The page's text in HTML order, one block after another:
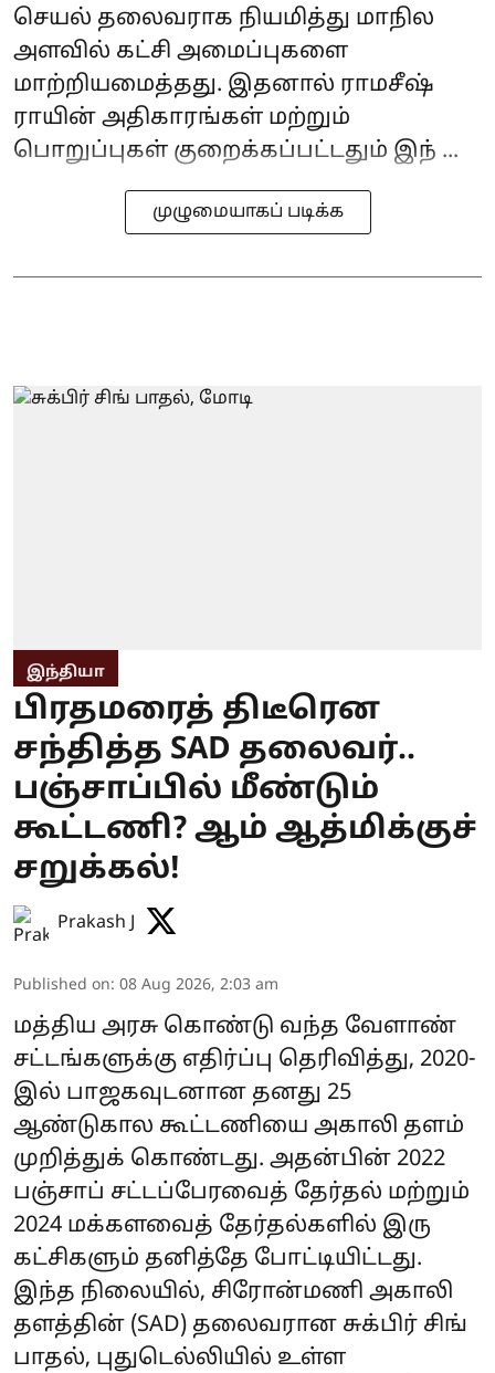
செயல் தலைவராக நியமித்து மாநில
அளவில் கட்சி அமைப்புகளை
மாற்றியமைத்தது. இதனால் ராமசீஷ்
ராயின் அதிகாரங்கள் மற்றும்
பொறுப்புகள் குறைக்கப்பட்டதும் இந் ...
முழுமையாகப் படிக்க
இந்தியா
பிரதமரைத் திடீரென
சந்தித்த SAD தலைவர்..
பஞ்சாப்பில் மீண்டும்
கூட்டணி? ஆம் ஆத்மிக்குச்
சறுக்கல்!
Prakash J
Published on: 08 Aug 2026, 2:03 am
மத்திய அரசு கொண்டு வந்த வேளாண்
சட்டங்களுக்கு எதிர்ப்பு தெரிவித்து, 2020-
இல் பாஜகவுடனான தனது 25
ஆண்டுகால கூட்டணியை அகாலி தளம்
முறித்துக் கொண்டது. அதன்பின் 2022
பஞ்சாப் சட்டப்பேரவைத் தேர்தல் மற்றும்
2024 மக்களவைத் தேர்தல்களில் இரு
கட்சிகளும் தனித்தே போட்டியிட்டது.
இந்த நிலையில், சிரோன்மணி அகாலி
தளத்தின் (SAD) தலைவரான சுக்பிர் சிங்
பாதல், புதுடெல்லியில் உள்ள